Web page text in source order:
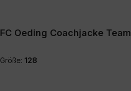
FC Oeding Coachjacke Team
Größe: 128